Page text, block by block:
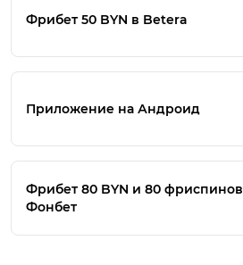
Фрибет 50 BYN в Betera
Приложение на Андроид
Фрибет 80 BYN и 80 фриспинов
Фонбет